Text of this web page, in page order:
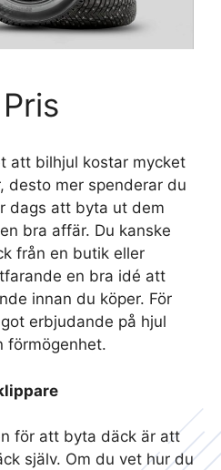
att bilhjul kostar mycket
desto mer spenderar du
dags att byta ut dem
bra affär. Du kanske
från en butik eller
en bra idé att
innan du köper. För
erbjudande på hjul
förmögenhet.
för att byta däck är att
själv. Om du vet hur du